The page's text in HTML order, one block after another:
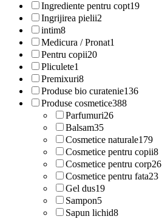
Ingrediente pentru copt19
Ingrijirea pielii2
intim8
Medicura / Pronat1
Pentru copii20
Pliculete1
Premixuri8
Produse bio curatenie136
Produse cosmetice388
Parfumuri26
Balsam35
Cosmetice naturale179
Cosmetice pentru copii8
Cosmetice pentru corp26
Cosmetice pentru fata23
Gel dus19
Sampon5
Sapun lichid8